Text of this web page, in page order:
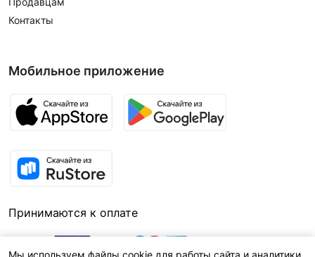
Контакты
Мобильное приложение
Принимаются к оплате
Мы используем файлы cookie для работы сайта и аналитики.